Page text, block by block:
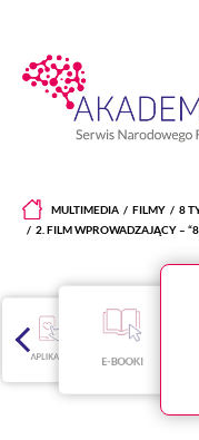
MULTIMEDIA FILMY
8
2. FILM WPROWADZAJĄCY –
APLIKACJE E-BOOKI